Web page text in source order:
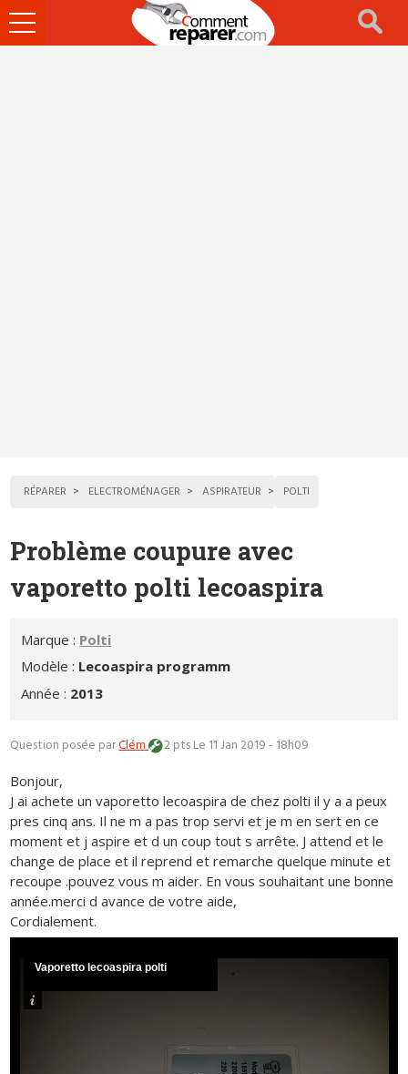
Ouvrir
le
RÉPARER ELECTROMÉNAGER ASPIRATEUR POLTI
Problème coupure avec
vaporetto polti lecoaspira
Marque : Polti
Modèle : Lecoaspira programm
Année : 2013
Question posée parClém 2 ptsLe 11 Jan 2019 - 18h09
Bonjour,
J ai achete un vaporetto lecoaspira de chez polti il y a a peux
pres cinq ans. Il ne m a pas trop servi et je m en sert en ce
moment et j aspire et d un coup tout s arrête. J attend et le
change de place et il reprend et remarche quelque minute et
recoupe .pouvez vous m aider. En vous souhaitant une bonne
année.merci d avance de votre aide,
Cordialement.
Vaporetto lecoaspira polti